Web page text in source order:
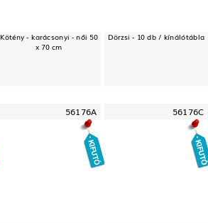
Kötény - karácsonyi - női 50
x 70 cm
Dörzsi - 10 db / kínálótábla
56176A 56176C